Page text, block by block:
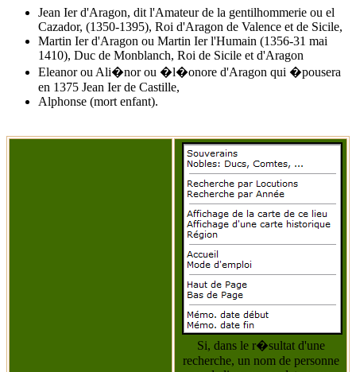
Jean Ier d'Aragon, dit l'Amateur de la gentilhommerie ou el
Cazador, (1350-1395), Roi d'Aragon de Valence et de Sicile,
Martin Ier d'Aragon ou Martin Ier l'Humain (1356-31 mai
1410), Duc de Monblanch, Roi de Sicile et d'Aragon
Eleanor ou Ali�nor ou �l�onore d'Aragon qui �pousera
en 1375 Jean Ier de Castille,
Alphonse (mort enfant).
Si, dans le r�sultat d'une
recherche, un nom de personne